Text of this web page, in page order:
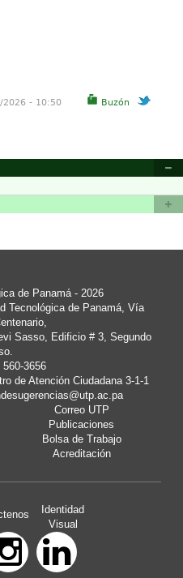
Buzón
2026 - 10:50
de Panamá- 2026
Tecnológica de Panamá, Vía
Sasso, Edificio # 3, Segundo
560-3656
de Atención Ciudadana 3-1-1
Correo UTP
Publicaciones
Bolsa de Trabajo
Acreditación
Identidad
Visual